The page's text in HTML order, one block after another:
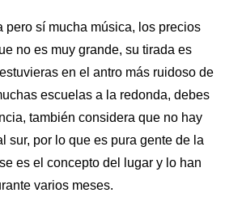
pero sí mucha música, los precios
no es muy grande, su tirada es
en el antro más ruidoso de
escuelas a la redonda, debes
también considera que no hay
sur, por lo que es pura gente de la
es el concepto del lugar y lo han
varios meses.